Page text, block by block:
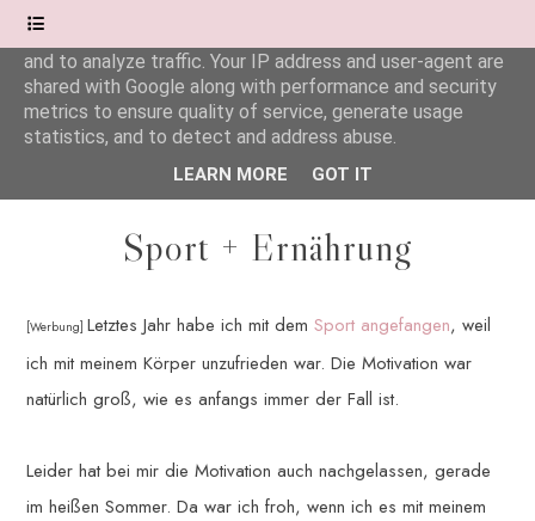
Wonderful.Moments
Sport + Ernährung
[Werbung]Letztes Jahr habe ich mit demSport angefangen, weil
ich mit meinem Körper unzufrieden war. Die Motivation war
natürlich groß, wie es anfangs immer der Fall ist.
Leider hat bei mir die Motivation auch nachgelassen, gerade
im heißen Sommer. Da war ich froh, wenn ich es mit meinem
This site uses cookies from Google to deliver its services
and to analyze traffic. Your IP address and user-agent are
shared with Google along with performance and security
metrics to ensure quality of service, generate usage
statistics, and to detect and address abuse.
LEARN MORE GOT IT